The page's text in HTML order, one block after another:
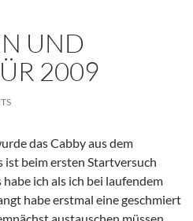
UND
2009
das Cabby aus dem
beim ersten Startversuch
ich als ich bei laufendem
habe erstmal eine geschmiert